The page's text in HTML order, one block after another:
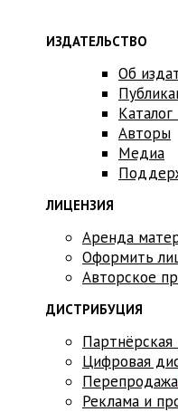
ИЗДАТЕЛЬСТВО
Об
Авторы
Медиа
ЛИЦЕНЗИЯ
Аренда
Оформить
Авторское
ДИСТРИБУЦИЯ
Цифровая
Перепродажа
Реклама и